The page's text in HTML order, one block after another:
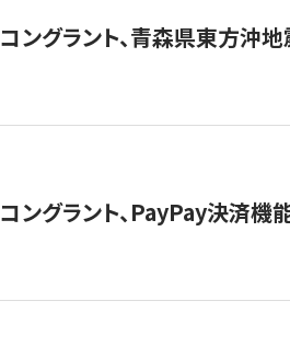
コングラント、青森県東方沖
コングラント、PayPay決済